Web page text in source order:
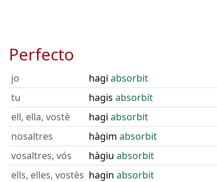
Perfecto
jo hagi absorbit
tu
hagis absorbit
ell, ella, vostè
hagi absorbit
nosaltres
hàgim absorbit
vosaltres, vós
hàgiu absorbit
ells, elles, vostès hagin absorbit